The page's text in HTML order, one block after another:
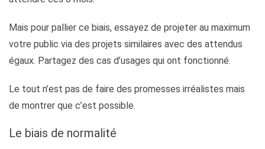
Mais pour pallier ce biais, essayez de projeter au maximum
votre public via des projets similaires avec des attendus
égaux. Partagez des cas d’usages qui ont fonctionné.
Le tout n’est pas de faire des promesses irréalistes mais
de montrer que c’est possible.
Le biais de normalité